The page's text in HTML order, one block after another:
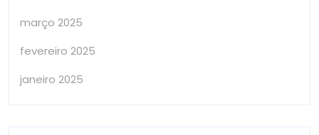
março 2025
fevereiro 2025
janeiro 2025